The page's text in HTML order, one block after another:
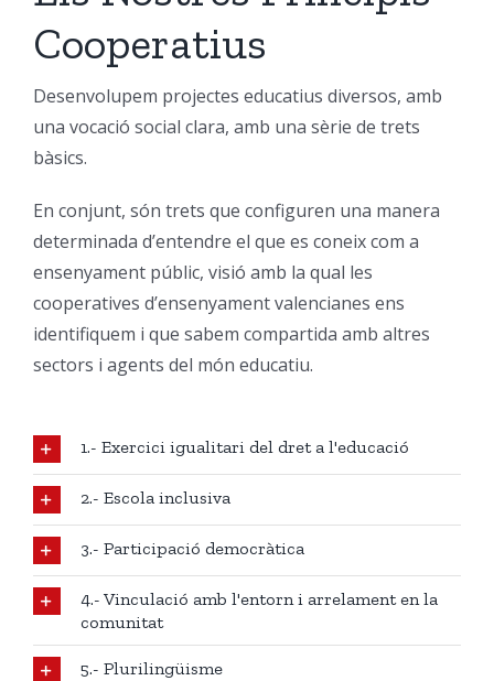
Cooperatius
Desenvolupem projectes educatius diversos, amb
una vocació social clara, amb una sèrie de trets
bàsics.
En conjunt, són trets que configuren una manera
determinada d’entendre el que es coneix com a
ensenyament públic, visió amb la qual les
cooperatives d’ensenyament valencianes ens
identifiquem i que sabem compartida amb altres
sectors i agents del món educatiu.
1.- Exercici igualitari del dret a l'educació
2.- Escola inclusiva
3.- Participació democràtica
4.- Vinculació amb l'entorn i arrelament en la
comunitat
5.- Plurilingüisme